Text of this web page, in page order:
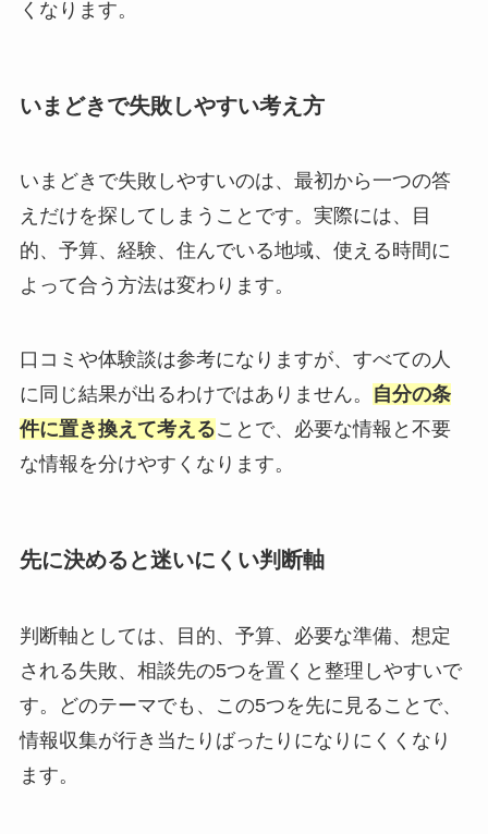
くなります。
いまどきで失敗しやすい考え方
いまどきで失敗しやすいのは、最初から一つの答
えだけを探してしまうことです。実際には、目
的、予算、経験、住んでいる地域、使える時間に
よって合う方法は変わります。
口コミや体験談は参考になりますが、すべての人
に同じ結果が出るわけではありません。
自分の条
件に置き換えて考えることで、必要な情報と不要
な情報を分けやすくなります。
先に決めると迷いにくい判断軸
判断軸としては、目的、予算、必要な準備、想定
される失敗、相談先の5つを置くと整理しやすいで
す。どのテーマでも、この5つを先に見ることで、
情報収集が行き当たりばったりになりにくくなり
ます。